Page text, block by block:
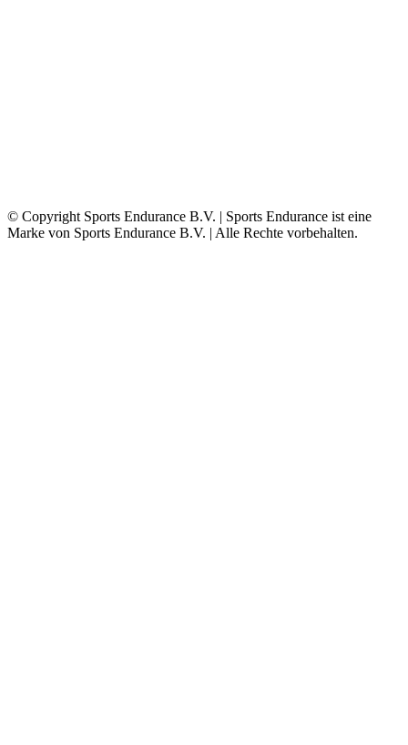
© Copyright Sports Endurance B.V. | Sports Endurance ist eine
Marke von Sports Endurance B.V. | Alle Rechte vorbehalten.